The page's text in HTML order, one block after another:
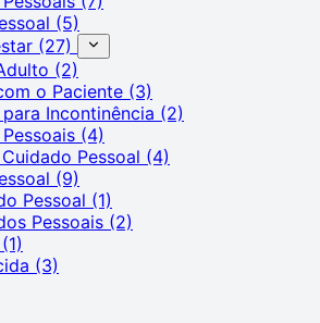
(5)
(27)
(2)
o Paciente (3)
Incontinência (2)
(4)
Pessoal (4)
(9)
Pessoal (1)
Pessoais (2)
(1)
(3)